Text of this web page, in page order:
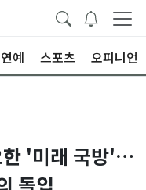
연예 스포츠 오피니언
한 '미래 국방'…